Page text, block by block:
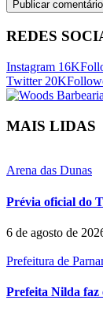
REDES
Instagram 16K
Twitter 20K
MAIS LIDAS
Arena das Dunas
Prévia oficial do
6 de agosto de
Prefeitura de
Prefeita Nilda faz